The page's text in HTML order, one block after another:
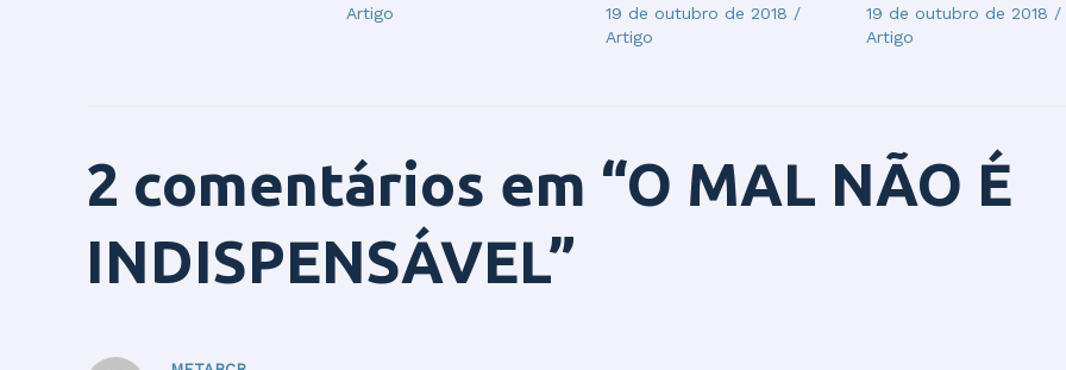
Artigo
19 de outubro de 2018 /
Artigo
19 de outubro de 2018 /
Artigo
2 comentários em “O MAL NÃO É
INDISPENSÁVEL”